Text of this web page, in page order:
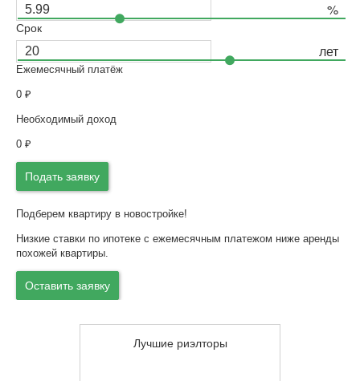
Срок
Ежемесячный платёж
0 ₽
Необходимый доход
0 ₽
Подать заявку
Подберем квартиру в новостройке!
Низкие ставки по ипотеке с ежемесячным платежом ниже аренды
похожей квартиры.
Оставить заявку
Лучшие риэлторы